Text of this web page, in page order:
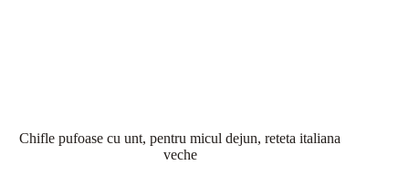
Chifle pufoase cu unt, pentru micul dejun, reteta italiana
veche